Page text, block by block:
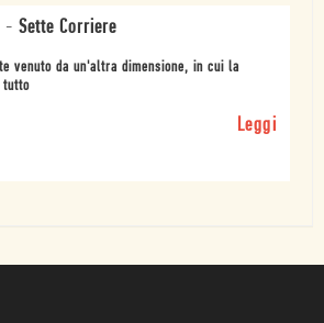
- Sette Corriere
venuto da un'altra dimensione, in cui la
Leggi